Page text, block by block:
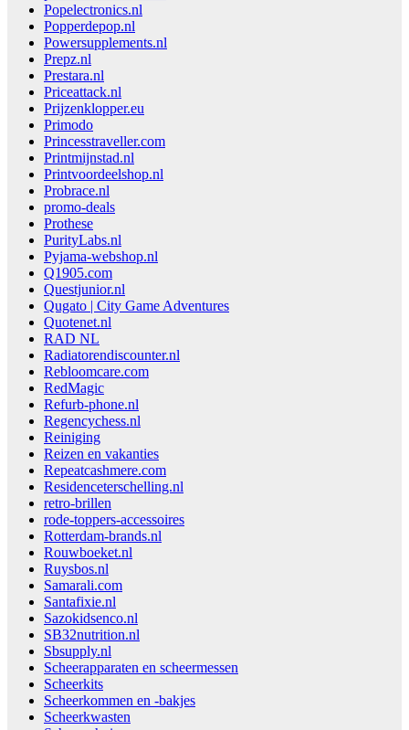
Popelectronics.nl
Popperdepop.nl
Powersupplements.nl
Prepz.nl
Prestara.nl
Priceattack.nl
Prijzenklopper.eu
Primodo
Princesstraveller.com
Printmijnstad.nl
Printvoordeelshop.nl
Probrace.nl
promo-deals
Prothese
PurityLabs.nl
Pyjama-webshop.nl
Q1905.com
Questjunior.nl
Qugato | City Game Adventures
Quotenet.nl
RAD NL
Radiatorendiscounter.nl
Rebloomcare.com
RedMagic
Refurb-phone.nl
Regencychess.nl
Reiniging
Reizen en vakanties
Repeatcashmere.com
Residenceterschelling.nl
retro-brillen
rode-toppers-accessoires
Rotterdam-brands.nl
Rouwboeket.nl
Ruysbos.nl
Samarali.com
Santafixie.nl
Sazokidsenco.nl
SB32nutrition.nl
Sbsupply.nl
Scheerapparaten en scheermessen
Scheerkits
Scheerkommen en -bakjes
Scheerkwasten